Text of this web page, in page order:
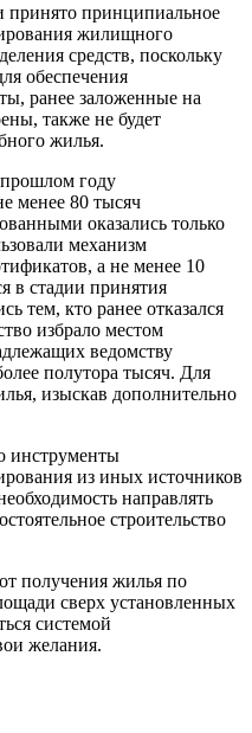
принципиальное
жилищного
средств, поскольку
обеспечения
ранее заложенные на
также не будет
жилья.
году
менее 80 тысяч
оказались только
механизм
а не менее 10
в стадии принятия
тем, кто ранее отказался
избрало местом
ведомству
полутора тысяч. Для
изыскав дополнительно
инструменты
из иных источников
направлять
строительство
получения жилья по
сверх установленных
системой
желания.